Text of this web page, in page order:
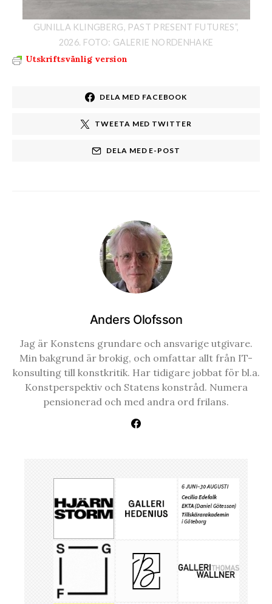
GUNILLA KLINGBERG, PAST PRESENT FUTURES”,
2026. FOTO: GALERIE NORDENHAKE
Utskriftsvänlig version
DELA MED FACEBOOK
TWEETA MED TWITTER
DELA MED E-POST
Anders Olofsson
Jag är Konstens grundare och ansvarige utgivare.
Min bakgrund är brokig, och omfattar allt från IT-
konsulting till konstkritik. Har tidigare jobbat för bl.a.
Konstperspektiv och Statens konstråd. Numera
pensionerad och med andra ord frilans.